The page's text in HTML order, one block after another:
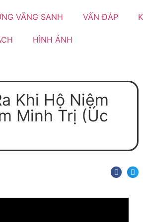
VÃNG SANH VẤN ĐÁP
HÌNH ẢNH
Khi Hộ Niệm
Minh Trị (Úc